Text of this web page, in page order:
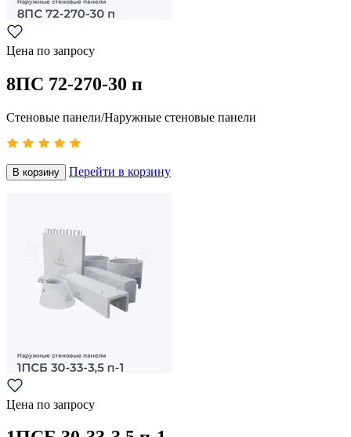
Цена по запросу
8ПС 72-270-30 п
Стеновые панели/Наружные стеновые панели
В корзину Перейти в корзину
Цена по запросу